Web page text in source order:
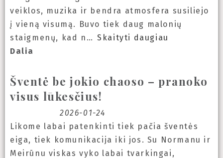
veiklos, muzika ir bendra atmosfera susiliejo
į vieną visumą. Buvo tiek daug malonių
staigmenų, kad n
Skaityti daugiau
Dalia
Šventė be jokio chaoso – pranoko
visus lūkesčius!
2026-01-24
Likome labai patenkinti tiek pačia šventės
eiga, tiek komunikacija iki jos. Su Normanu ir
Meirūnu viskas vyko labai tvarkingai,